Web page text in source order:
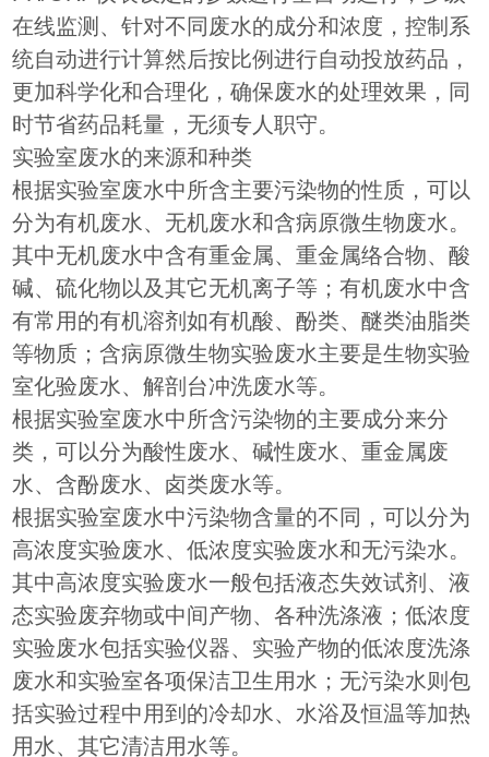
在线监测、针对不同废水的成分和浓度，控制系
统自动进行计算然后按比例进行自动投放药品，
更加科学化和合理化，确保废水的处理效果，同
时节省药品耗量，无须专人职守。
实验室废水的来源和种类
根据实验室废水中所含主要污染物的性质，可以
分为有机废水、无机废水和含病原微生物废水。
其中无机废水中含有重金属、重金属络合物、酸
碱、硫化物以及其它无机离子等；有机废水中含
有常用的有机溶剂如有机酸、酚类、醚类油脂类
等物质；含病原微生物实验废水主要是生物实验
室化验废水、解剖台冲洗废水等。
根据实验室废水中所含污染物的主要成分来分
类，可以分为酸性废水、碱性废水、重金属废
水、含酚废水、卤类废水等。
根据实验室废水中污染物含量的不同，可以分为
高浓度实验废水、低浓度实验废水和无污染水。
其中高浓度实验废水一般包括液态失效试剂、液
态实验废弃物或中间产物、各种洗涤液；低浓度
实验废水包括实验仪器、实验产物的低浓度洗涤
废水和实验室各项保洁卫生用水；无污染水则包
括实验过程中用到的冷却水、水浴及恒温等加热
用水、其它清洁用水等。